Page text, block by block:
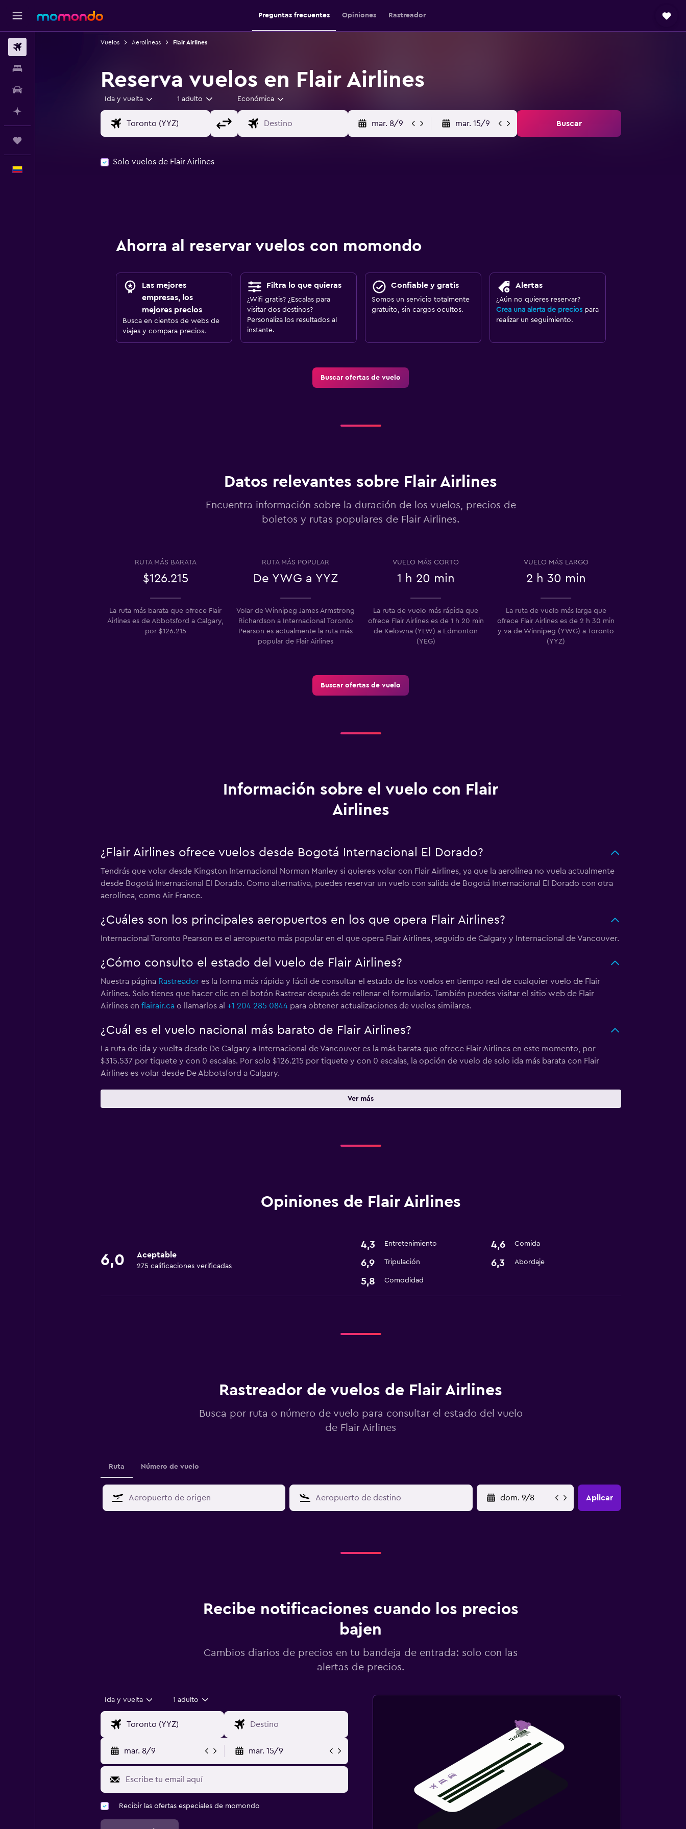
Preguntas frecuentes Opiniones Rastreador
Vuelos Aerolíneas Flair Airlines
Reserva vuelos en Flair Airlines
Ida y vuelta 1 adulto Económica
mar. 8/9 mar. 15/9 Buscar
Solo vuelos de Flair Airlines
Ahorra al reservar vuelos con momondo
Las mejores
empresas, los
mejores precios
Busca en cientos de webs de
viajes y compara precios.
Filtra lo que quieras
¿Wifi gratis? ¿Escalas para
visitar dos destinos?
Personaliza los resultados al
instante.
Confiable y gratis
Somos un servicio totalmente
gratuito, sin cargos ocultos.
Alertas
¿Aún no quieres reservar?
Crea una alerta de preciospara
realizar un seguimiento.
Buscar ofertas de vuelo
Datos relevantes sobre Flair Airlines
Encuentra información sobre la duración de los vuelos, precios de
boletos y rutas populares de Flair Airlines.
RUTA MÁS BARATA
$126.215
RUTA MÁS POPULAR
De YWG a YYZ
VUELO MÁS CORTO
1 h 20 min
VUELO MÁS LARGO
2 h 30 min
La ruta más barata que ofrece Flair
Airlines es de Abbotsford a Calgary,
por $126.215
Volar de Winnipeg James Armstrong
Richardson a Internacional Toronto
Pearson es actualmente la ruta más
popular de Flair Airlines
La ruta de vuelo más rápida que
ofrece Flair Airlines es de 1 h 20 min
de Kelowna (YLW) a Edmonton
(YEG)
La ruta de vuelo más larga que
ofrece Flair Airlines es de 2 h 30 min
y va de Winnipeg (YWG) a Toronto
(YYZ)
Buscar ofertas de vuelo
Información sobre el vuelo con Flair
Airlines
¿Flair Airlines ofrece vuelos desde Bogotá Internacional El Dorado?
Tendrás que volar desde Kingston Internacional Norman Manley si quieres volar con Flair Airlines, ya que la aerolínea no vuela actualmente
desde Bogotá Internacional El Dorado. Como alternativa, puedes reservar un vuelo con salida de Bogotá Internacional El Dorado con otra
aerolínea, como Air France.
¿Cuáles son los principales aeropuertos en los que opera Flair Airlines?
Internacional Toronto Pearson es el aeropuerto más popular en el que opera Flair Airlines, seguido de Calgary y Internacional de Vancouver.
¿Cómo consulto el estado del vuelo de Flair Airlines?
Nuestra página Rastreadores la forma más rápida y fácil de consultar el estado de los vuelos en tiempo real de cualquier vuelo de Flair
Airlines. Solo tienes que hacer clic en el botón Rastrear después de rellenar el formulario. También puedes visitar el sitio web de Flair
Airlines en flairair.cao llamarlos al +1 204 285 0844para obtener actualizaciones de vuelos similares.
¿Cuál es el vuelo nacional más barato de Flair Airlines?
La ruta de ida y vuelta desde De Calgary a Internacional de Vancouver es la más barata que ofrece Flair Airlines en este momento, por
$315.537 por tiquete y con 0 escalas. Por solo $126.215 por tiquete y con 0 escalas, la opción de vuelo de solo ida más barata con Flair
Airlines es volar desde De Abbotsford a Calgary.
Ver más
Opiniones de Flair Airlines
6,0 Aceptable
275 calificaciones verificadas
4,3 Entretenimiento 4,6 Comida
6,9 Tripulación 6,3 Abordaje
5,8 Comodidad
Rastreador de vuelos de Flair Airlines
Busca por ruta o número de vuelo para consultar el estado del vuelo
de Flair Airlines
Ruta Número de vuelo
Aplicar
Recibe notificaciones cuando los precios
bajen
Cambios diarios de precios en tu bandeja de entrada: solo con las
alertas de precios.
Ida y vuelta 1 adulto
mar. 8/9 mar. 15/9
Recibir las ofertas especiales de momondo